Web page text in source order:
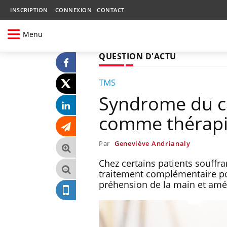
INSCRIPTION CONNEXION CONTACT
Menu
QUESTION D'ACTU
TMS
Syndrome du
comme
Par Geneviève Andrianaly
Chez certains patients
traitement complémentaire
préhension de la main et